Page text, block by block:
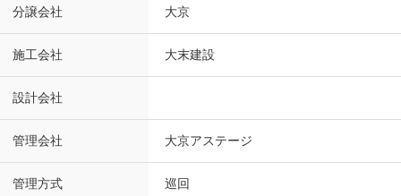
分譲会社 大京
施工会社 大末建設
設計会社
管理会社 大京アステージ
管理方式 巡回